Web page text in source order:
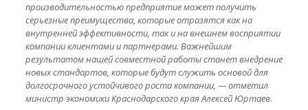
производительностью предприятие может получить
серьезные преимущества, которые отразятся как на
внутренней эффективности, так и на внешнем восприятии
компании клиентами и партнерами. Важнейшим
результатом нашей совместной работы станет внедрение
новых стандартов, которые будут служить основой для
долгосрочного устойчивого роста компании, — отметил
министр экономики Краснодарского края Алексей Юртаев.